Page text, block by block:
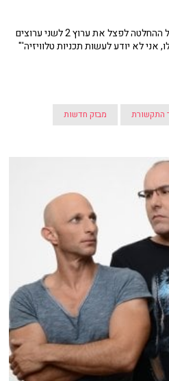
שר התקשורת גלעד ארדן מדבר על ההחלטה לפצל את ערוץ 2 לשני ערוצים
אני לא יודע לעשות תכניות טלוויזיה'"
התקשורת מבזק חדשות